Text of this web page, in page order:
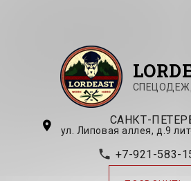
САНКТ-
ул. Липовая аллея, д.9
+7-921-583-